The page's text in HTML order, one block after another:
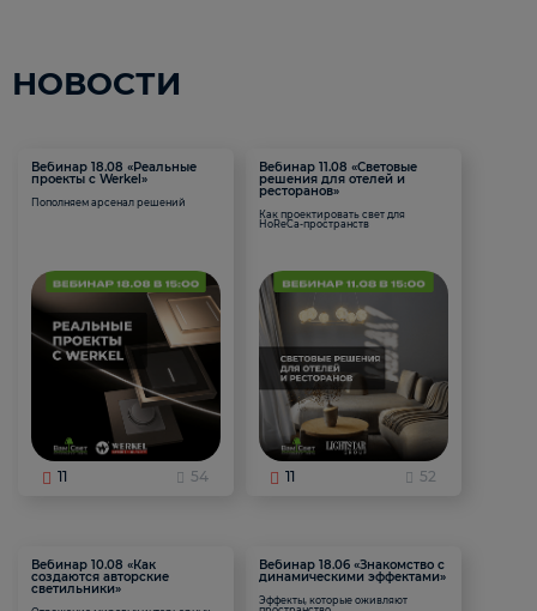
НОВОСТИ
Вебинар 18.08 «Реальные
проекты с Werkel»
Пополняем арсенал решений
11 54
Вебинар 11.08 «Световые
решения для отелей и
ресторанов»
Как проектировать свет для
HoReCa-пространств
11 52
Вебинар 10.08 «Как
создаются авторские
светильники»
Вебинар 18.06 «Знакомство с
динамическими эффектами»
Эффекты, которые оживляют